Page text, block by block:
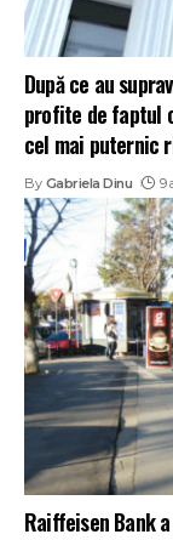
După ce au
profite de faptul
cel mai puternic
By Gabriela Dinu 9
Raiffeisen Bank